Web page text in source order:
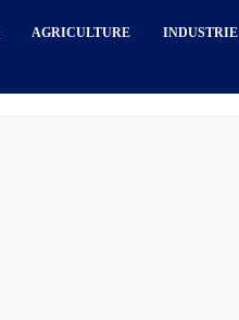
AGRICULTURE INDUSTRIE